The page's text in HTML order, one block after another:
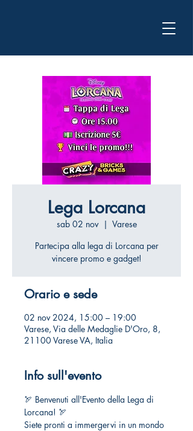
Lega Lorcana
sab 02 nov
  |
Varese
Partecipa alla lega di Lorcana per
vincere promo e gadget!
Orario e sede
02 nov 2024, 15:00 – 19:00
Varese, Via delle Medaglie D'Oro, 8,
21100 Varese VA, Italia
Info sull'evento
🏹 Benvenuti all'Evento della Lega di
Lorcana! 🏹
Siete pronti a immergervi in un mondo